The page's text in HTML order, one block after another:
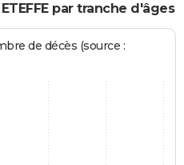
par tranche d'âges
de décès (source :